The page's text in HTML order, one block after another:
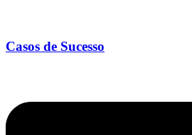
Casos de Sucesso